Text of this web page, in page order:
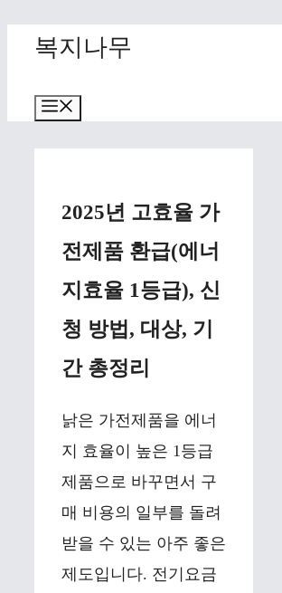
content
복지나무
2025년 고효율 가
전제품 환급(에너
지효율 1등급), 신
청 방법, 대상, 기
간 총정리
낡은 가전제품을 에너
지 효율이 높은 1등급
제품으로 바꾸면서 구
매 비용의 일부를 돌려
받을 수 있는 아주 좋은
제도입니다. 전기요금